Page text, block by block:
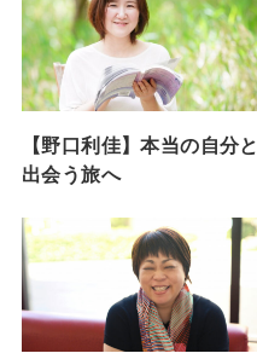
【野口利佳】本当の自分と
出会う旅へ